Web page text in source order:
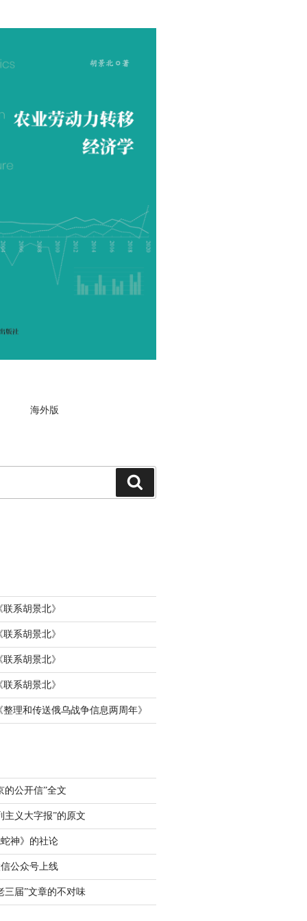
海外版
索
联系胡景北》
联系胡景北》
联系胡景北》
联系胡景北》
整理和传送俄乌战争信息两周年》
的公开信”全文
主义大字报”的原文
神》的社论
公众号上线
三届”文章的不对味